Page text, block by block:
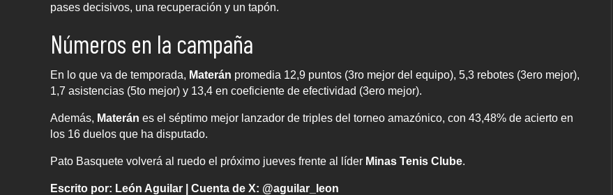
pases decisivos, una recuperación y un tapón.
Números en la campaña
En lo que va de temporada, Materán promedia 12,9 puntos (3ro mejor del equipo), 5,3 rebotes (3ero mejor),
1,7 asistencias (5to mejor) y 13,4 en coeficiente de efectividad (3ero mejor).
Además, Materán es el séptimo mejor lanzador de triples del torneo amazónico, con 43,48% de acierto en
los 16 duelos que ha disputado.
Pato Basquete volverá al ruedo el próximo jueves frente al líder Minas Tenis Clube.
Escrito por: León Aguilar | Cuenta de X: @aguilar_leon